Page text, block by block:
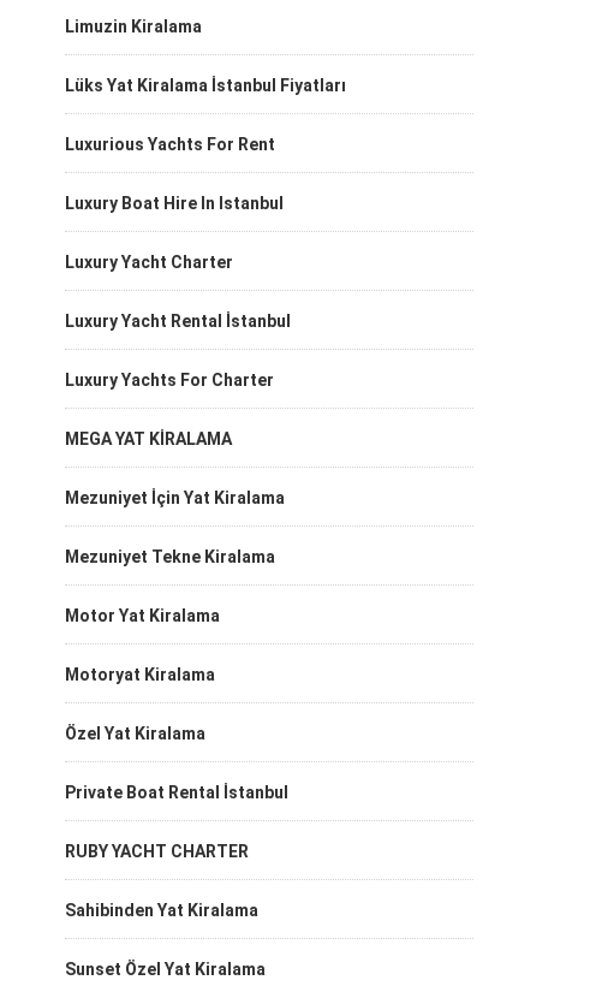
Limuzin Kiralama
Lüks Yat Kiralama İstanbul Fiyatları
Luxurious Yachts For Rent
Luxury Boat Hire In Istanbul
Luxury Yacht Charter
Luxury Yacht Rental İstanbul
Luxury Yachts For Charter
MEGA YAT KİRALAMA
Mezuniyet İçin Yat Kiralama
Mezuniyet Tekne Kiralama
Motor Yat Kiralama
Motoryat Kiralama
Özel Yat Kiralama
Private Boat Rental İstanbul
RUBY YACHT CHARTER
Sahibinden Yat Kiralama
Sunset Özel Yat Kiralama